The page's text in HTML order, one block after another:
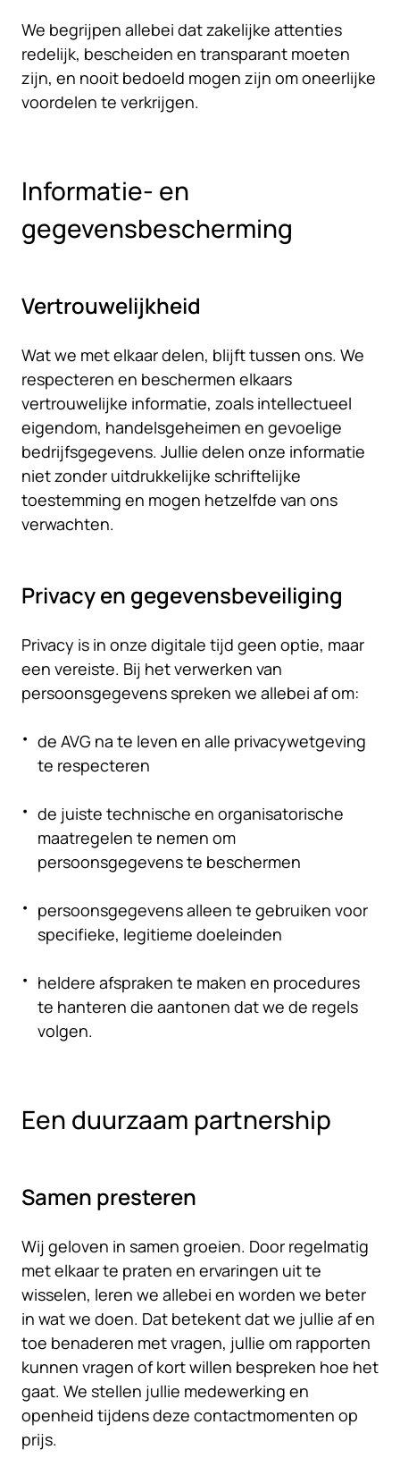
We begrijpen allebei dat zakelijke attenties
redelijk, bescheiden en transparant moeten
zijn, en nooit bedoeld mogen zijn om oneerlijke
voordelen te verkrijgen.
Informatie- en
gegevensbescherming
Vertrouwelijkheid
Wat we met elkaar delen, blijft tussen ons. We
respecteren en beschermen elkaars
vertrouwelijke informatie, zoals intellectueel
eigendom, handelsgeheimen en gevoelige
bedrijfsgegevens. Jullie delen onze informatie
niet zonder uitdrukkelijke schriftelijke
toestemming en mogen hetzelfde van ons
verwachten.
Privacy en gegevensbeveiliging
Privacy is in onze digitale tijd geen optie, maar
een vereiste. Bij het verwerken van
persoonsgegevens spreken we allebei af om:
de AVG na te leven en alle privacywetgeving
te respecteren
de juiste technische en organisatorische
maatregelen te nemen om
persoonsgegevens te beschermen
persoonsgegevens alleen te gebruiken voor
specifieke, legitieme doeleinden
heldere afspraken te maken en procedures
te hanteren die aantonen dat we de regels
volgen.
Een duurzaam partnership
Samen presteren
Wij geloven in samen groeien. Door regelmatig
met elkaar te praten en ervaringen uit te
wisselen, leren we allebei en worden we beter
in wat we doen. Dat betekent dat we jullie af en
toe benaderen met vragen, jullie om rapporten
kunnen vragen of kort willen bespreken hoe het
gaat. We stellen jullie medewerking en
openheid tijdens deze contactmomenten op
prijs.